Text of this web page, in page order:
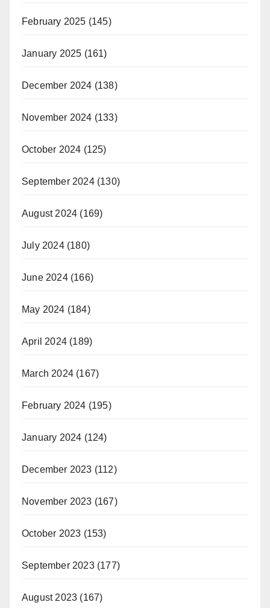
February 2025 (145)
January 2025 (161)
December 2024 (138)
November 2024 (133)
October 2024 (125)
September 2024(130)
August 2024 (169)
July 2024(180)
June 2024(166)
May 2024 (184)
April 2024 (189)
March 2024 (167)
February 2024 (195)
January 2024 (124)
December 2023 (112)
November 2023 (167)
October 2023 (153)
September 2023(177)
August 2023 (167)